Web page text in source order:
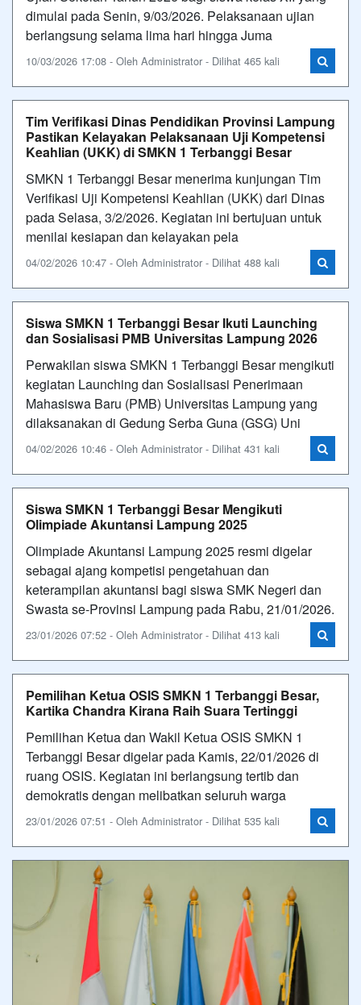
dimulai pada Senin, 9/03/2026. Pelaksanaan ujian
berlangsung selama lima hari hingga Juma
10/03/2026 17:08 - Oleh Administrator - Dilihat 465 kali
Tim Verifikasi Dinas Pendidikan Provinsi Lampung
Pastikan Kelayakan Pelaksanaan Uji Kompetensi
Keahlian (UKK) di SMKN 1 Terbanggi Besar
SMKN 1 Terbanggi Besar menerima kunjungan Tim
Verifikasi Uji Kompetensi Keahlian (UKK) dari Dinas
pada Selasa, 3/2/2026. Kegiatan ini bertujuan untuk
menilai kesiapan dan kelayakan pela
04/02/2026 10:47 - Oleh Administrator - Dilihat 488 kali
Siswa SMKN 1 Terbanggi Besar Ikuti Launching
dan Sosialisasi PMB Universitas Lampung 2026
Perwakilan siswa SMKN 1 Terbanggi Besar mengikuti
kegiatan Launching dan Sosialisasi Penerimaan
Mahasiswa Baru (PMB) Universitas Lampung yang
dilaksanakan di Gedung Serba Guna (GSG) Uni
04/02/2026 10:46 - Oleh Administrator - Dilihat 431 kali
Siswa SMKN 1 Terbanggi Besar Mengikuti
Olimpiade Akuntansi Lampung 2025
Olimpiade Akuntansi Lampung 2025 resmi digelar
sebagai ajang kompetisi pengetahuan dan
keterampilan akuntansi bagi siswa SMK Negeri dan
Swasta se-Provinsi Lampung pada Rabu, 21/01/2026.
23/01/2026 07:52 - Oleh Administrator - Dilihat 413 kali
Pemilihan Ketua OSIS SMKN 1 Terbanggi Besar,
Kartika Chandra Kirana Raih Suara Tertinggi
Pemilihan Ketua dan Wakil Ketua OSIS SMKN 1
Terbanggi Besar digelar pada Kamis, 22/01/2026 di
ruang OSIS. Kegiatan ini berlangsung tertib dan
demokratis dengan melibatkan seluruh warga
23/01/2026 07:51 - Oleh Administrator - Dilihat 535 kali